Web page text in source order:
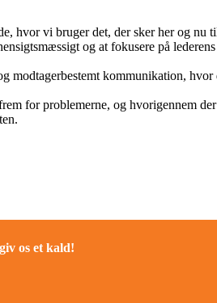
hvor vi bruger det, der sker her og nu
og at fokusere på
kommunikation,
for problemerne, og hvorigennem
os et kald!